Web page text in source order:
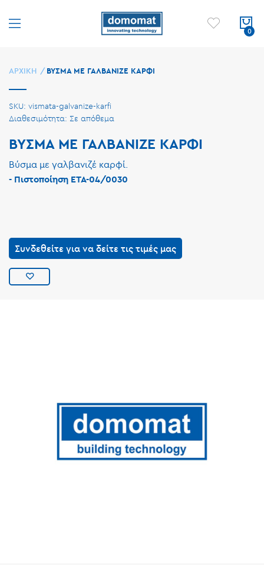
ΑΡΧΙΚΉ ΒΥΣΜΑ ΜΕ ΓΑΛΒΑΝΙΖΕ ΚΑΡΦΙ
SKU vismata-galvanize-karfi
Σε απόθεμα
ΒΥΣΜΑ ΜΕ ΓΑΛΒΑΝΙΖΕ ΚΑΡΦΙ
Βύσμα με γαλβανιζέ καρφί.
- Πιστοποίηση ΕΤΑ-04/0030
Συνδεθείτε για να δείτε τις τιμές μας